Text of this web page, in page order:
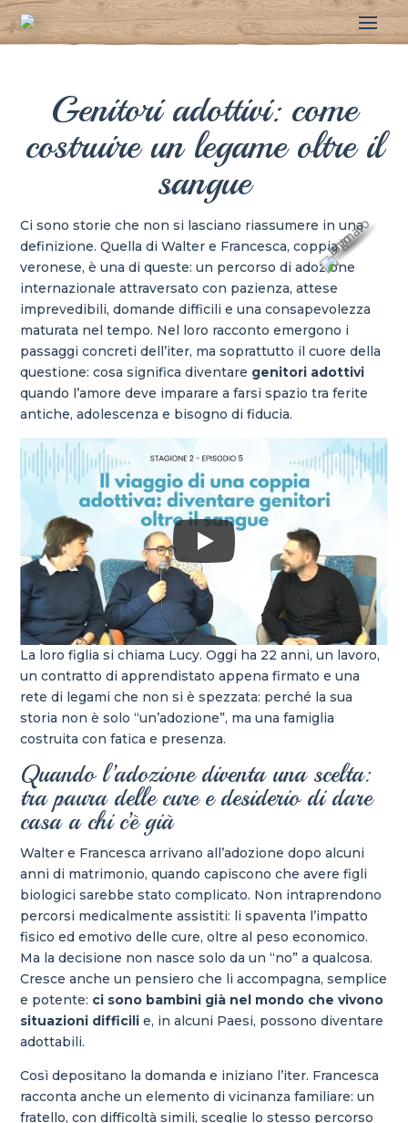
Genitori adottivi: come
costruire un legame oltre il
sangue
Ci sono storie che non si lasciano riassumere in una
definizione. Quella di Walter e Francesca, coppia
veronese, è una di queste: un percorso di adozione
internazionale attraversato con pazienza, attese
imprevedibili, domande difficili e una consapevolezza
maturata nel tempo. Nel loro racconto emergono i
passaggi concreti dell’iter, ma soprattutto il cuore della
questione: cosa significa diventare genitori adottivi
quando l’amore deve imparare a farsi spazio tra ferite
antiche, adolescenza e bisogno di fiducia.
La loro figlia si chiama Lucy. Oggi ha 22 anni, un lavoro,
un contratto di apprendistato appena firmato e una
rete di legami che non si è spezzata: perché la sua
storia non è solo “un’adozione”, ma una famiglia
costruita con fatica e presenza.
Quando l’adozione diventa una scelta:
tra paura delle cure e desiderio di dare
casa a chi c’è già
Walter e Francesca arrivano all’adozione dopo alcuni
anni di matrimonio, quando capiscono che avere figli
biologici sarebbe stato complicato. Non intraprendono
percorsi medicalmente assistiti: li spaventa l’impatto
fisico ed emotivo delle cure, oltre al peso economico.
Ma la decisione non nasce solo da un “no” a qualcosa.
Cresce anche un pensiero che li accompagna, semplice
e potente: ci sono bambini già nel mondo che vivono
situazioni difficili e, in alcuni Paesi, possono diventare
adottabili.
Così depositano la domanda e iniziano l’iter. Francesca
racconta anche un elemento di vicinanza familiare: un
fratello, con difficoltà simili, sceglie lo stesso percorso